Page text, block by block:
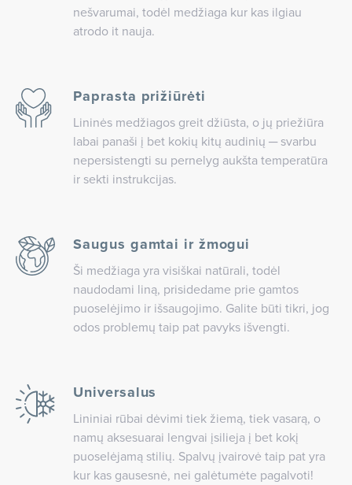
nešvarumai, todėl medžiaga kur kas ilgiau
atrodo it nauja.
Paprasta prižiūrėti
Lininės medžiagos greit džiūsta, o jų priežiūra
labai panaši į bet kokių kitų audinių ─ svarbu
nepersistengti su pernelyg aukšta temperatūra
ir sekti instrukcijas.
Saugus gamtai ir žmogui
Ši medžiaga yra visiškai natūrali, todėl
naudodami liną, prisidedame prie gamtos
puoselėjimo ir išsaugojimo. Galite būti tikri, jog
odos problemų taip pat pavyks išvengti.
Universalus
Lininiai rūbai dėvimi tiek žiemą, tiek vasarą, o
namų aksesuarai lengvai įsilieja į bet kokį
puoselėjamą stilių. Spalvų įvairovė taip pat yra
kur kas gausesnė, nei galėtumėte pagalvoti!